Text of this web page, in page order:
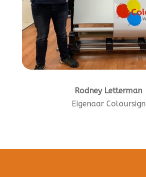
Rodney Letterman
Eigenaar Coloursign